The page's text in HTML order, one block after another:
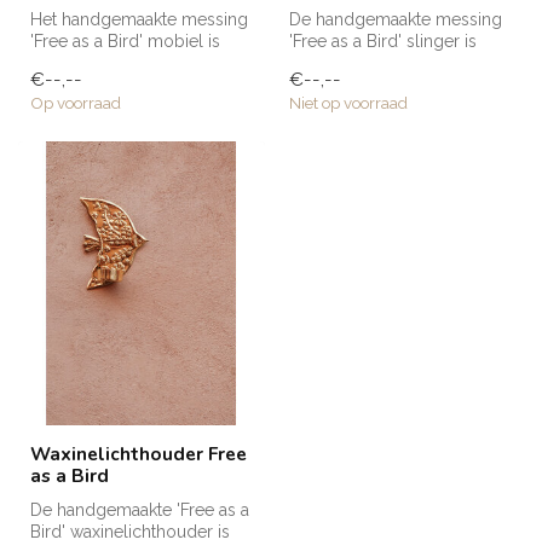
Het handgemaakte messing
'Free as a Bird' mobiel is
gemaa...
€--,--
Op voorraad
De handgemaakte messing
'Free as a Bird' slinger is
gemaa...
€--,--
Niet op voorraad
Waxinelichthouder Free
as a Bird
De handgemaakte 'Free as a
Bird' waxinelichthouder is